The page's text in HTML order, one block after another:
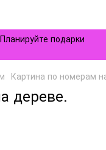
подарки
Картина по номерам
дереве.